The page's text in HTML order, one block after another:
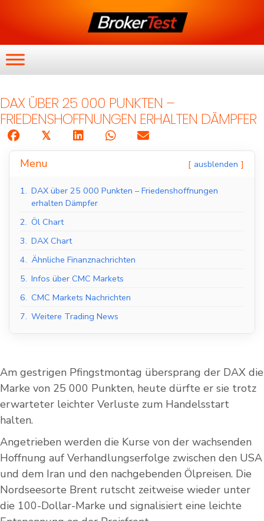
DAX ÜBER 25 000 PUNKTEN –
FRIEDENSHOFFNUNGEN ERHALTEN DÄMPFER
𝕏
Menu ausblenden
1. DAX über 25 000 Punkten – Friedenshoffnungen
erhalten Dämpfer
2. Öl Chart
3. DAX Chart
4. Ähnliche Finanznachrichten
5. Infos über CMC Markets
6. CMC Markets Nachrichten
7. Weitere Trading News
Am gestrigen Pfingstmontag übersprang der DAX die
Marke von 25 000 Punkten, heute dürfte er sie trotz
erwarteter leichter Verluste zum Handelsstart
halten.
Angetrieben werden die Kurse von der wachsenden
Hoffnung auf Verhandlungserfolge zwischen den USA
und dem Iran und den nachgebenden Ölpreisen. Die
Nordseesorte Brent rutscht zeitweise wieder unter
die 100-Dollar-Marke und signalisiert eine leichte